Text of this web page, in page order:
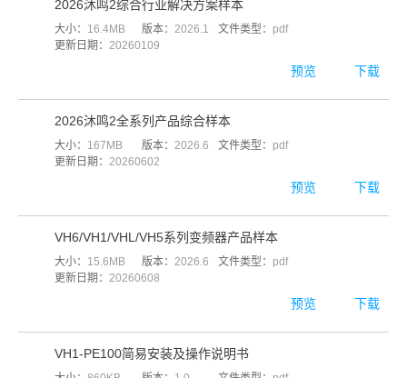
预览 下载
2026沐鸣2综合行业解决方案样本
大小： 16.4MB 版本： 2026.1 文件类型： pdf
更新日期： 20260109
预览 下载
2026沐鸣2全系列产品综合样本
大小： 167MB 版本： 2026.6 文件类型： pdf
更新日期： 20260602
预览 下载
VH6/VH1/VHL/VH5系列变频器产品样本
大小： 15.6MB 版本： 2026.6 文件类型： pdf
更新日期： 20260608
VH1-PE100简易安装及操作说明书